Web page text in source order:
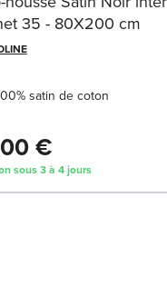
35 - 80X200 cm
satin de coton
€
sous 3 à 4 jours